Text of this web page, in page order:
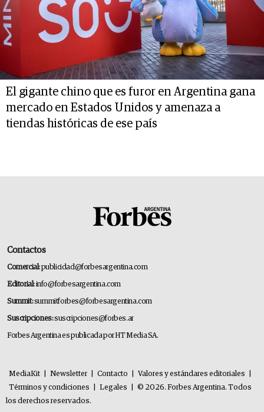
El gigante chino que es furor en Argentina gana
mercado en Estados Unidos y amenaza a
tiendas históricas de ese país
Contactos
Comercial:publicidad@forbesargentina.com
Editorial:info@forbesargentina.com
Summit:summitforbes@forbesargentina.com
Suscripciones:suscripciones@forbes.ar
Forbes Argentina es publicada por HT Media SA.
MediaKit Newsletter Contacto Valores y estándares editoriales
Términos y condiciones
Legales
© 2026. Forbes Argentina. Todos
los derechos reservados.